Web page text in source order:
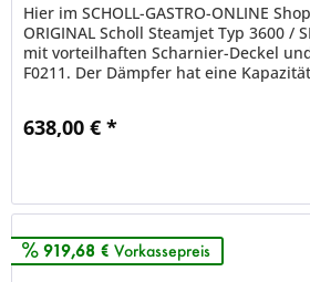
Hier im SCHOLL-GASTRO-ONLINE
ORIGINAL Scholl Steamjet Typ 3600 /
mit vorteilhaften Scharnier-Deckel
F0211. Der Dämpfer hat eine
638,00 € *
919,68 € Vorkassepreis